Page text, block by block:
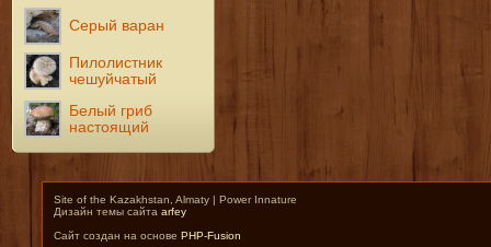
Серый варан
Пилолистник
чешуйчатый
Белый гриб
настоящий
Site of the Kazakhstan, Almaty | Power Innature
Дизайн темы сайта arfey
Сайт создан на основе PHP-Fusion